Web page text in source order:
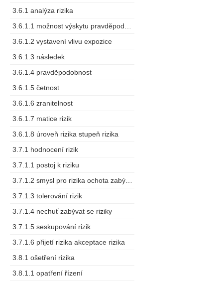
3.6.1 analýza rizika
3.6.1.2 vystavení vlivu expozice
3.6.1.3 následek
3.6.1.4 pravděpodobnost
3.6.1.5 četnost
3.6.1.6 zranitelnost
3.6.1.7 matice rizik
3.6.1.8 úroveň rizika stupeň rizika
3.7.1 hodnocení rizik
3.7.1.1 postoj k riziku
3.7.1.3 tolerování rizik
3.7.1.4 nechuť zabývat se riziky
3.7.1.5 seskupování rizik
3.7.1.6 přijetí rizika akceptace rizika
3.8.1 ošetření rizika
3.8.1.1 opatření řízení